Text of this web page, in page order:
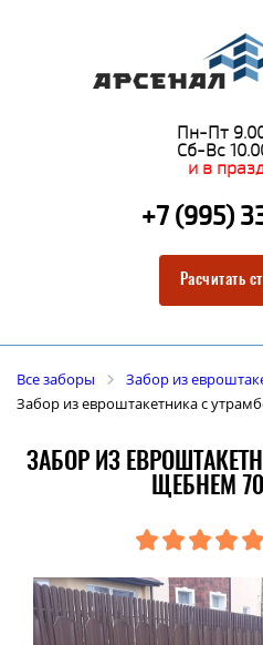
Пн-Пт
Сб-Вс
и в
+7 (995)
Расчитать
Все заборы
Забор из
Забор из евроштакетника с
ЗАБОР ИЗ
ЩЕБНЕМ